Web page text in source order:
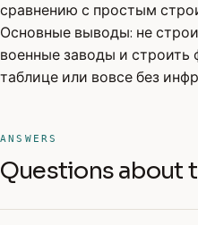
сравнению с простым
Основные выводы: не
военные заводы и строить
таблице или вовсе без
ANSWERS
Questions about